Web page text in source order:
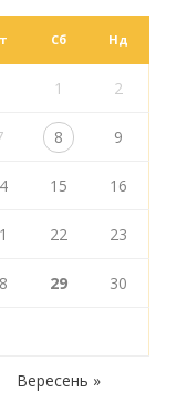
Сб Нд
1 2
8 9
15 16
22 23
29 30
Вересень »